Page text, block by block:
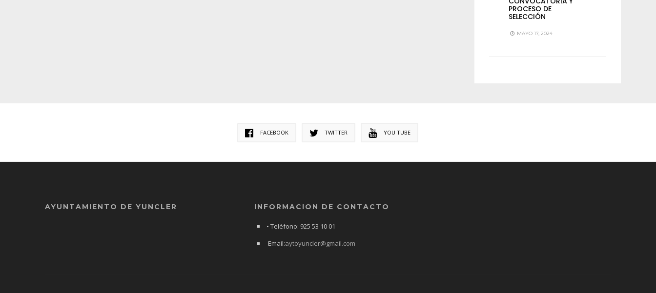
PROCESO DE
SELECCIÓN
MAYO 17, 2024
FACEBOOK TWITTER YOU TUBE
AYUNTAMIENTO DE YUNCLER INFORMACION DE CONTACTO
• Teléfono: 925 53 10 01
Email:aytoyuncler@gmail.com